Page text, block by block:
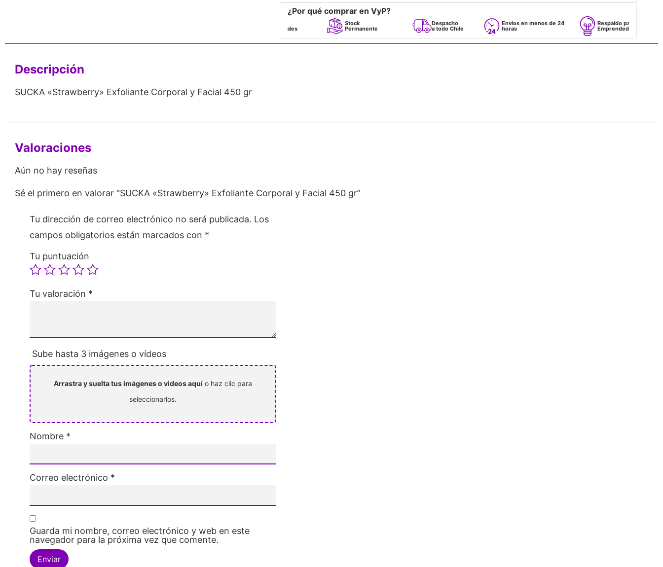
¿Por qué comprar en VyP?
Stock
Permanente
Despacho
a todo Chile
Envíos en menos de 24
horas
Respaldo para
Emprendedores
Descripción
SUCKA «Strawberry» Exfoliante Corporal y Facial 450 gr
Valoraciones
Aún no hay reseñas
Sé el primero en valorar “SUCKA «Strawberry» Exfoliante Corporal y Facial 450 gr”
Tu dirección de correo electrónico no será publicada. Los
campos obligatorios están marcados con *
Tu puntuación
Tu valoración *
Sube hasta 3 imágenes o vídeos
Arrastra y suelta tus imágenes o videos aquí o haz clic para
seleccionarlos.
Nombre *
Correo electrónico *
Guarda mi nombre, correo electrónico y web en este
navegador para la próxima vez que comente.